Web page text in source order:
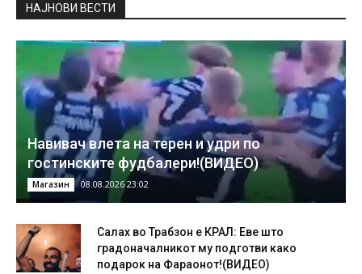
НAЈНОВИ ВЕСТИ
Навивач влета на терен и удри по
гостинските фудбалери!(ВИДЕО)
Магазин 08.08.2026 23:02
Салах во Трабзон е КРАЛ: Еве што
градоначалникот му подготви како
подарок на Фараонот!(ВИДЕО)